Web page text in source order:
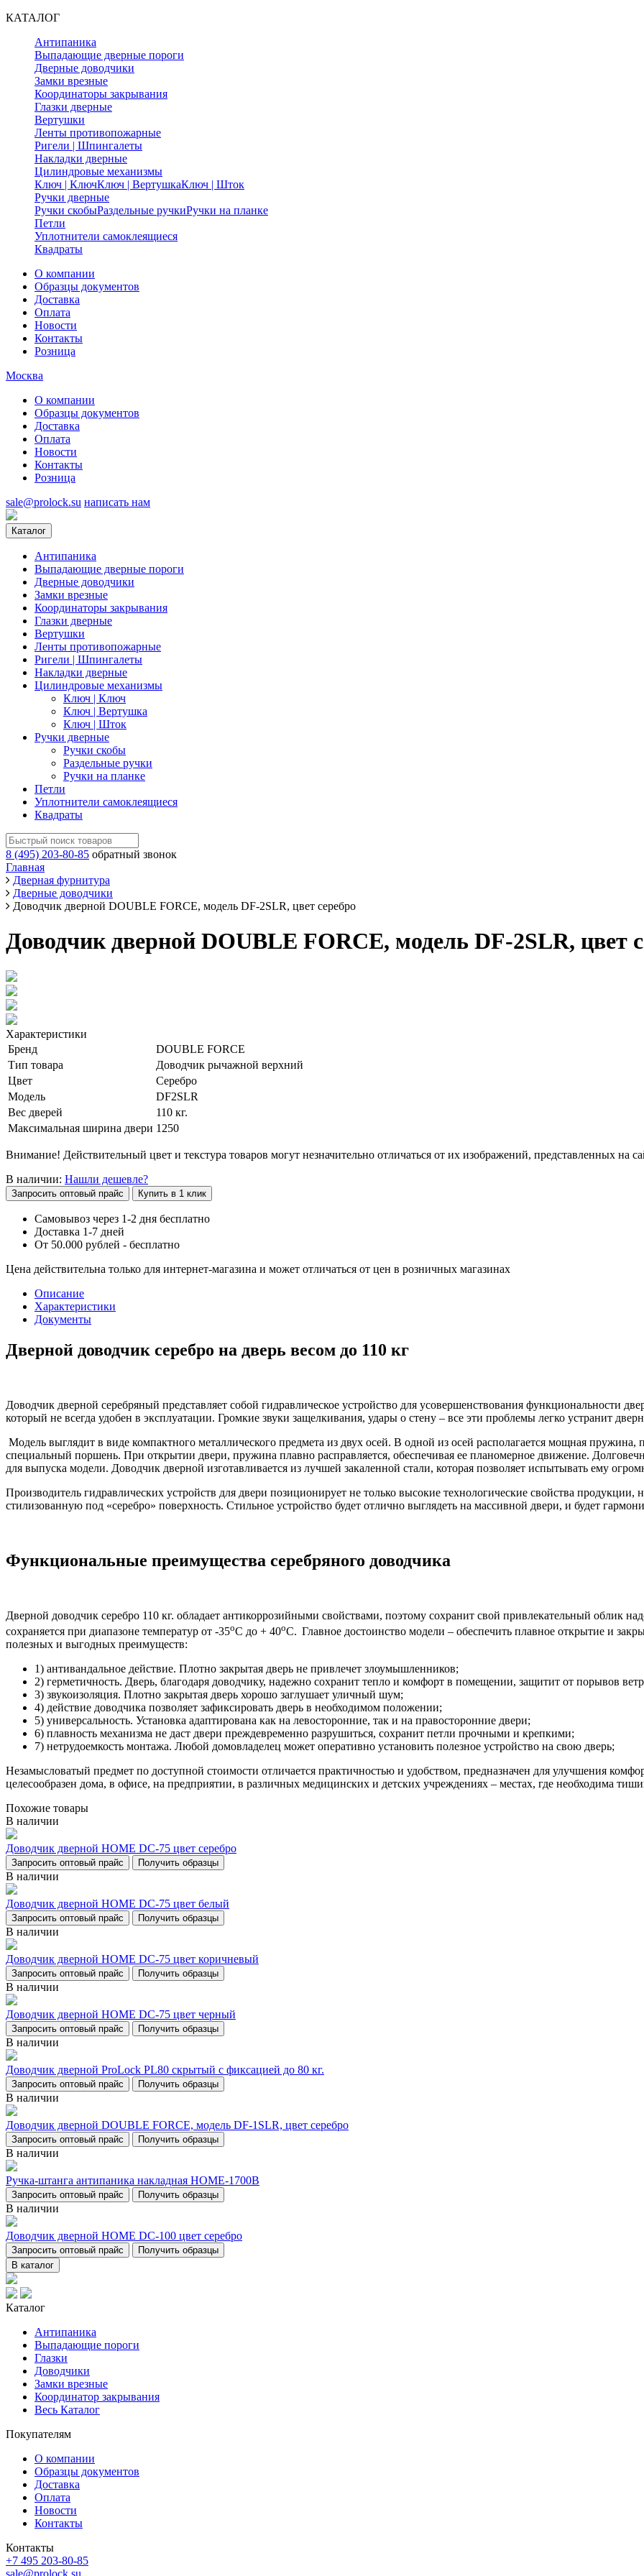
КАТАЛОГ
Антипаника
Выпадающие дверные пороги
Дверные доводчики
Замки врезные
Координаторы закрывания
Глазки дверные
Вертушки
Ленты противопожарные
Ригели | Шпингалеты
Накладки дверные
Цилиндровые механизмы
Ключ | КлючКлюч | ВертушкаКлюч | Шток
Ручки дверные
Ручки скобыРаздельные ручкиРучки на планке
Петли
Уплотнители самоклеящиеся
Квадраты
О компании
Образцы документов
Доставка
Оплата
Новости
Контакты
Розница
Москва
О компании
Образцы документов
Доставка
Оплата
Новости
Контакты
Розница
sale@prolock.su написать нам
Каталог
Антипаника
Выпадающие дверные пороги
Дверные доводчики
Замки врезные
Координаторы закрывания
Глазки дверные
Вертушки
Ленты противопожарные
Ригели | Шпингалеты
Накладки дверные
Цилиндровые механизмы
Ключ | Ключ
Ключ | Вертушка
Ключ | Шток
Ручки дверные
Ручки скобы
Раздельные ручки
Ручки на планке
Петли
Уплотнители самоклеящиеся
Квадраты
8 (495) 203-80-85 обратный звонок
Главная
Дверная фурнитура
Дверные доводчики
Доводчик дверной DOUBLE FORCE, модель DF-2SLR, цвет серебро
Доводчик дверной DOUBLE FORCE, модель DF-2SLR, цвет
Характеристики
Бренд
DOUBLE FORCE
Тип товара
Доводчик рычажной верхний
Цвет
Серебро
Модель
DF2SLR
Вес дверей
110 кг.
Максимальная ширина двери 1250
Внимание! Действительный цвет и текстура товаров могут незначительно отличаться от их изображений, представленных на
В наличии: Нашли дешевле?
Запросить оптовый прайс Купить в 1 клик
Самовывоз через 1-2 дня бесплатно
Доставка 1-7 дней
От 50.000 рублей - бесплатно
Цена действительна только для интернет-магазина и может отличаться от цен в розничных магазинах
Описание
Характеристики
Документы
Дверной доводчик серебро на дверь весом до 110 кг
Доводчик дверной серебряный представляет собой гидравлическое устройство для усовершенствования функциональности
который не всегда удобен в эксплуатации. Громкие звуки защелкивания, удары о стену – все эти проблемы легко устранит
Модель выглядит в виде компактного металлического предмета из двух осей. В одной из осей располагается мощная
специальный поршень. При открытии двери, пружина плавно расправляется, обеспечивая ее планомерное движение.
для выпуска модели. Доводчик дверной изготавливается из лучшей закаленной стали, которая позволяет испытывать ему
Производитель гидравлических устройств для двери позиционирует не только высокие технологические свойства
стилизованную под «серебро» поверхность. Стильное устройство будет отлично выглядеть на массивной двери, и будет
Функциональные преимущества серебряного доводчика
Дверной доводчик серебро 110 кг. обладает антикоррозийными свойствами, поэтому сохранит свой привлекательный облик
сохраняется при диапазоне температур от -35оС до + 40оС. Главное достоинство модели – обеспечить плавное открытие и
полезных и выгодных преимуществ:
1) антивандальное действие. Плотно закрытая дверь не привлечет злоумышленников;
2) герметичность. Дверь, благодаря доводчику, надежно сохранит тепло и комфорт в помещении, защитит от порывов
3) звукоизоляция. Плотно закрытая дверь хорошо заглушает уличный шум;
4) действие доводчика позволяет зафиксировать дверь в необходимом положении;
5) универсальность. Установка адаптирована как на левосторонние, так и на правосторонние двери;
6) плавность механизма не даст двери преждевременно разрушиться, сохранит петли прочными и крепкими;
7) нетрудоемкость монтажа. Любой домовладелец может оперативно установить полезное устройство на свою дверь;
Незамысловатый предмет по доступной стоимости отличается практичностью и удобством, предназначен для улучшения
целесообразен дома, в офисе, на предприятии, в различных медицинских и детских учреждениях – местах, где необходима
Похожие товары
В наличии
Доводчик дверной НОМЕ DC-75 цвет серебро
Запросить оптовый прайс Получить образцы
В наличии
Доводчик дверной НОМЕ DC-75 цвет белый
Запросить оптовый прайс Получить образцы
В наличии
Доводчик дверной НОМЕ DC-75 цвет коричневый
Запросить оптовый прайс Получить образцы
В наличии
Доводчик дверной НОМЕ DC-75 цвет черный
Запросить оптовый прайс Получить образцы
В наличии
Доводчик дверной ProLock PL80 скрытый с фиксацией до 80 кг.
Запросить оптовый прайс Получить образцы
В наличии
Доводчик дверной DOUBLE FORCE, модель DF-1SLR, цвет серебро
Запросить оптовый прайс Получить образцы
В наличии
Ручка-штанга антипаника накладная НОМЕ-1700В
Запросить оптовый прайс Получить образцы
В наличии
Доводчик дверной НОМЕ DC-100 цвет серебро
Запросить оптовый прайс
Получить образцы
В каталог
Каталог
Антипаника
Выпадающие пороги
Глазки
Доводчики
Замки врезные
Координатор закрывания
Весь Каталог
Покупателям
О компании
Образцы документов
Доставка
Оплата
Новости
Контакты
Контакты
+7 495 203-80-85
sale@prolock.su